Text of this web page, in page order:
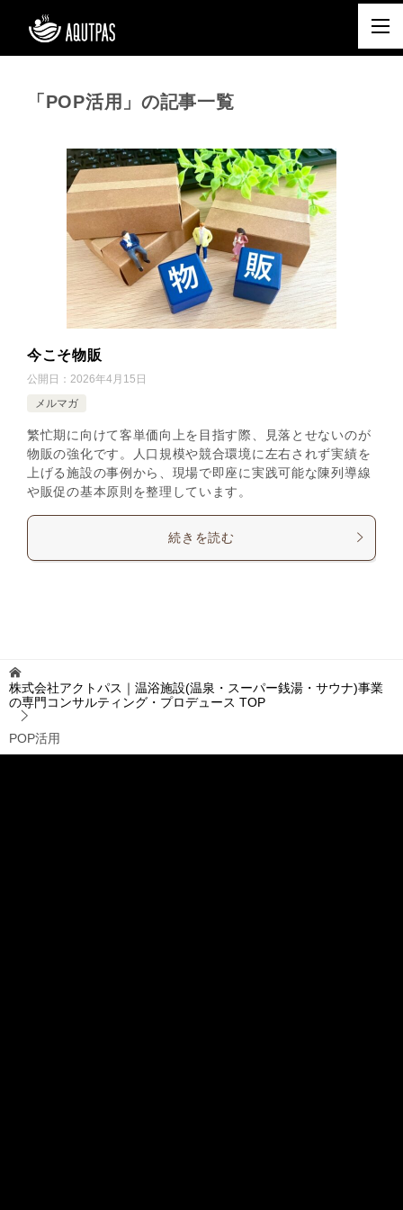
「POP活用」の記事一覧
今こそ物販
公開日： 2026年4月15日
メルマガ
繁忙期に向けて客単価向上を目指す際、見落とせないのが
物販の強化です。人口規模や競合環境に左右されず実績を
上げる施設の事例から、現場で即座に実践可能な陳列導線
や販促の基本原則を整理しています。
続きを読む
株式会社アクトパス｜温浴施設(温泉・スーパー銭湯・サウナ)事業
の専門コンサルティング・プロデュース TOP
POP活用